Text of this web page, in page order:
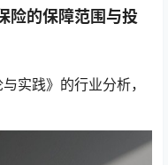
险的保障范围与投
实践》的行业分析，